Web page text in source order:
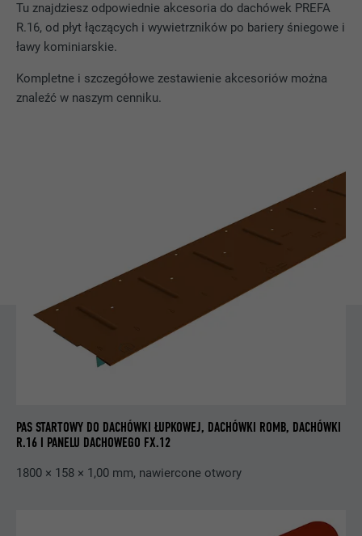
Tu znajdziesz odpowiednie akcesoria do dachówek PREFA
R.16, od płyt łączących i wywietrzników po bariery śniegowe i
ławy kominiarskie.
Kompletne i szczegółowe zestawienie akcesoriów można
znaleźć w naszym cenniku.
PAS STARTOWY DO DACHÓWKI ŁUPKOWEJ, DACHÓWKI ROMB, DACHÓWKI
R.16 I PANELU DACHOWEGO FX.12
1800 × 158 × 1,00 mm, nawiercone otwory
CEL
dostępności prawidłowego atrybutu
SameSite dla wszystkich plików cookie w
NAZWA _fbp
Wird von Facebook genutzt, um eine Reihe
von Werbeprodukten anzuzeigen, zum
Beispiel Echtzeitgebote dritter
Werbetreibender.
NAZWA
Facebook
CEL
Jest stosowany przez Facebooka do
wyświetlania wielu produktów
reklamowych, na przykład aukcji w czasie